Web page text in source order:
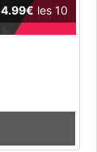
4.99€ les 10